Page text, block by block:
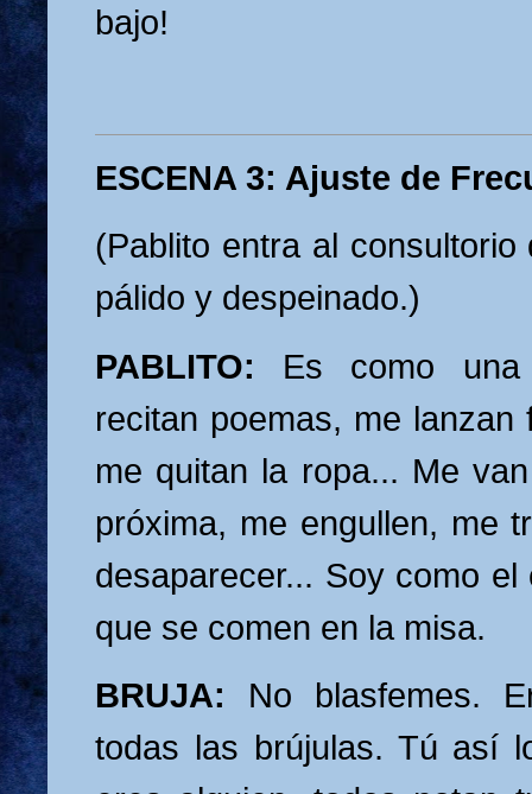
bajo!
ESCENA 3: Ajuste de
(Pablito entra al
pálido y despeinado.)
PABLITO: Es como una
recitan poemas, me lanzan
me quitan la ropa... Me
próxima, me engullen, me
desaparecer... Soy como
que se comen en la misa.
BRUJA: No blasfemes.
todas las brújulas. Tú así